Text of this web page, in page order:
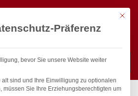
Suchen
Mit
Präferenz
bevor Sie unsere Website weiter
sind und Ihre Einwilligung zu optionalen
müssen Sie Ihre Erziehungsberechtigten um